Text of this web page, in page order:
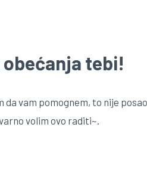
obećanja tebi!
da vam pomognem, to nije
volim ovo raditi~.